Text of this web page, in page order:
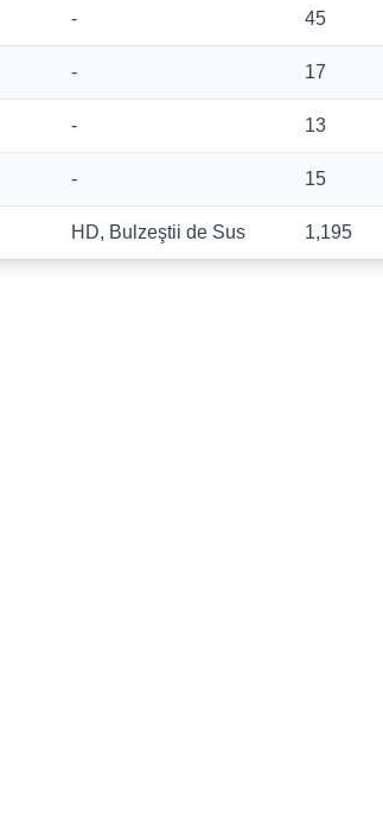
- 45
- 17
- 13
- 15
HD, Bulzeştii de Sus 1,195